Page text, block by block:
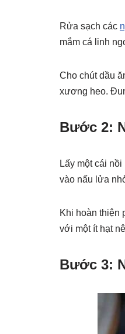
Rửa sạch các
mắm cá linh
Cho chút dầu
xương heo.
Bước 2:
Lấy một cái nồi
vào nấu lửa
Khi hoàn thiện
với một ít hạt
Bước 3: